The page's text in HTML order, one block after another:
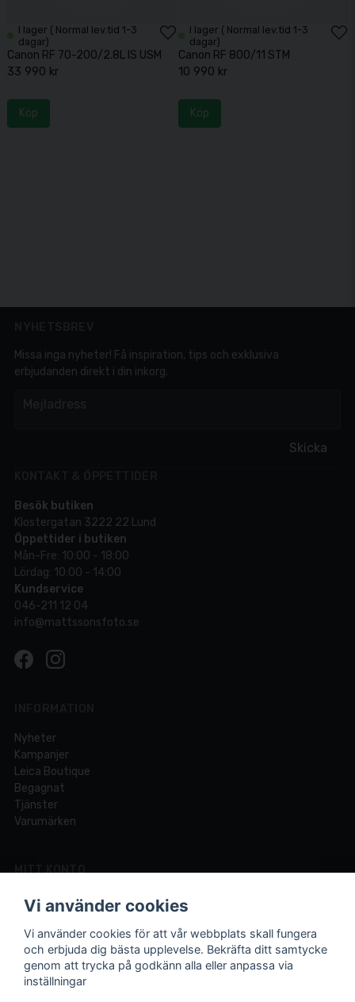
I lager ( Normal lev.tid 1-3
dagar)
Canon RF 70-200/2.8L IS USM
33 990 kr
Köp
I lager ( Normal lev.tid 1-3
dagar)
Canon RF 800/11 STM
10 990 kr
Köp
Skicka
Missa inga nyheter! Få inspiration, tips och exklusiva
erbjudanden direkt i din inkorg.
Besök butiken
Klostergatan 3222 22 Lund
Öppettider i butiken
Mån-Fre: 10:00 - 18:00
Lördag: 10:00 - 14:00
Kundservice
046-211 12 04
info@mattssonsfoto.se
Nyheter
Kampanjer
Leica Boutique
Begagnat
Tjänster
Varumärken
MITT KONTO
Logga in
Registrera dig
Glömt lösenord?
Vi använder cookies
Vi använder cookies för att vår webbplats skall fungera
och erbjuda dig bästa upplevelse. Bekräfta ditt samtycke
genom att trycka på godkänn alla eller anpassa via
inställningar